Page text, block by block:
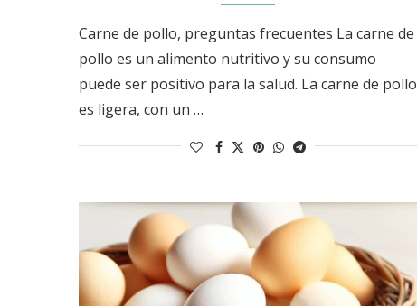
Carne de pollo, preguntas frecuentes La carne de
pollo es un alimento nutritivo y su consumo
puede ser positivo para la salud. La carne de pollo
es ligera, con un …